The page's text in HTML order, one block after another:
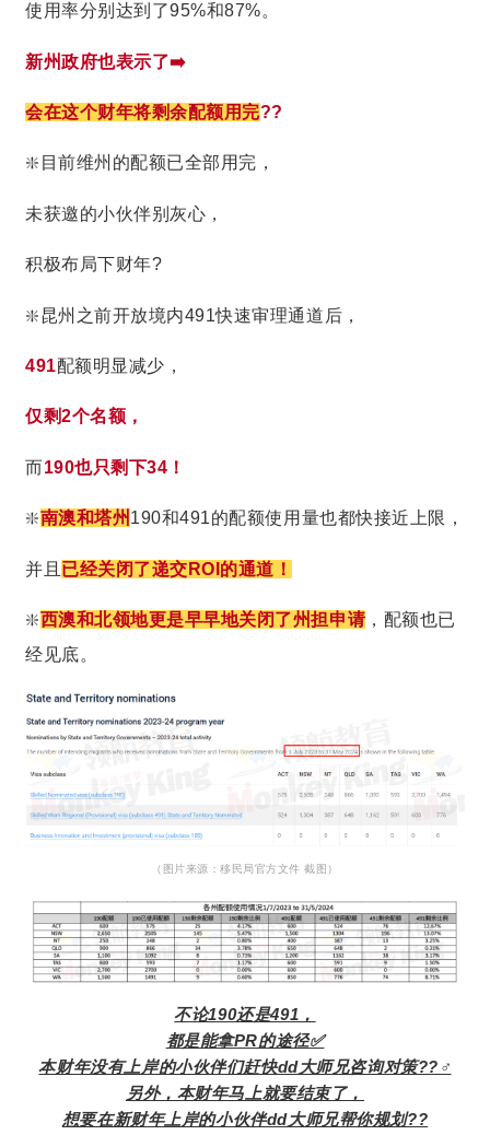
使用率分别达到了95%和87%。
新州政府也表示了➡️
会在这个财年将剩余配额用完??
❇️目前维州的配额已全部用完，
未获邀的小伙伴别灰心，
积极布局下财年?
❇️昆州之前开放境内491快速审理通道后，
491配额明显减少，
仅剩2个名额，
而190也只剩下34！
❇️南澳和塔州 190和491的配额使用量也都快接近上限，
并且 已经关闭了递交ROI的通道！
❇️西澳和北领地更是早早地关闭了州担申请，配额也已
经见底。
（图片来源：移民局官方文件 截图）
不论190还是491，
都是能拿PR的途径✅
本财年没有上岸的小伙伴们赶快dd大师兄咨询对策??‍♂️
另外，本财年马上就要结束了，
想要在新财年上岸的小伙伴dd大师兄帮你规划??